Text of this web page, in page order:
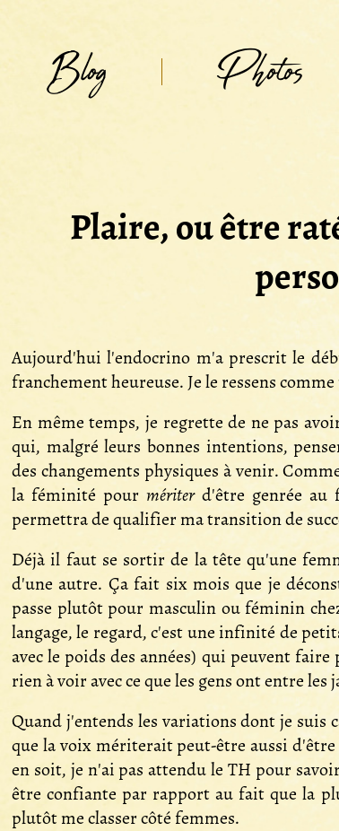
Blog Photos
Plaire, ou être
Aujourd'hui l'endocrino m'a prescrit le
franchement heureuse. Je le ressens
En même temps, je regrette de ne pas
qui, malgré leurs bonnes intentions,
des changements physiques à venir.
la féminité pourmériterd'être genrée au
permettra de qualifier ma transition de
Déjà il faut se sortir de la tête qu'une
d'une autre. Ça fait six mois que je
passe plutôt pour masculin ou féminin
langage, le regard, c'est une infinité de
avec le poids des années) qui peuvent
rien à voir avec ce que les gens ont entre
Quand j'entends les variations dont je suis
que la voix mériterait peut-être aussi
en soit, je n'ai pas attendu le TH pour
être confiante par rapport au fait que la
plutôt me classer côté femmes.